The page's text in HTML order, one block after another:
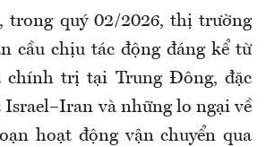
trong quý 02/2026, thị trường
cầu chịu tác động đáng kể từ
chính trị tại Trung Đông, đặc
Israel–Iran và những lo ngại về
hoạt động vận chuyển qua